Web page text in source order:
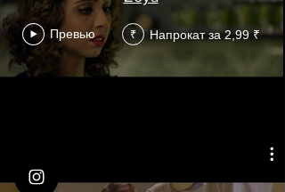
Превью ₹ Напрокат за 2,99 ₹